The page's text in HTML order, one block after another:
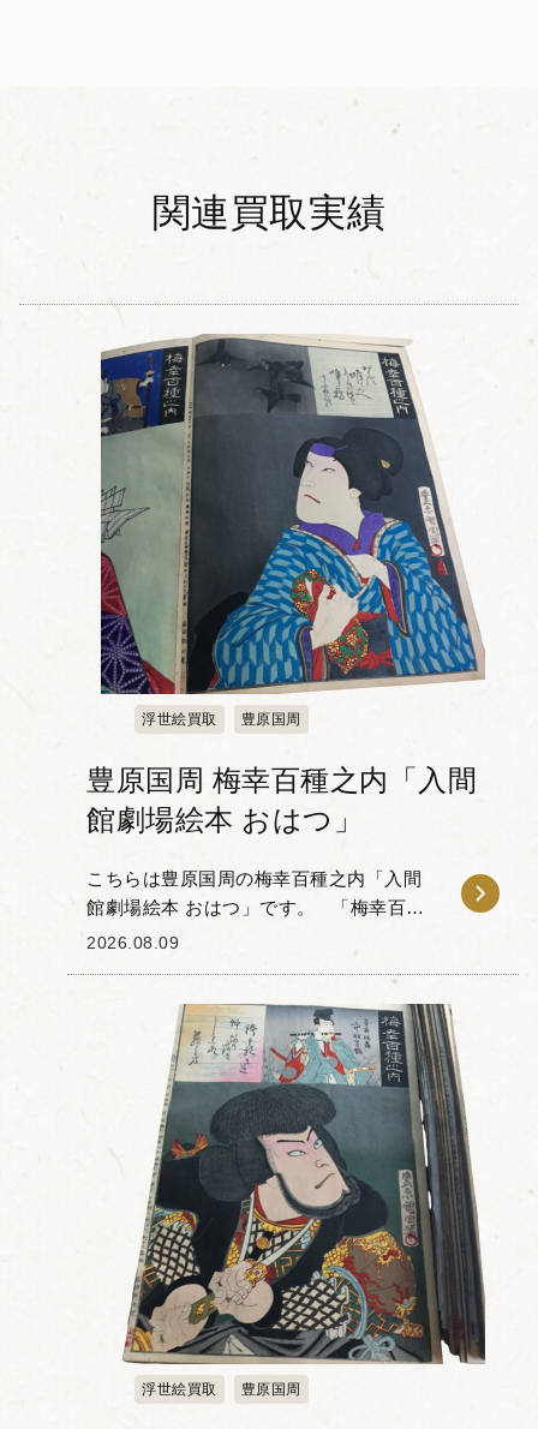
関連買取実績
浮世絵買取 豊原国周
豊原国周 梅幸百種之内「入間
館劇場絵本 おはつ」
こちらは豊原国周の梅幸百種之内「入間
館劇場絵本 おはつ」です。 「梅幸百種
(ばいこうひゃくしゅ)」とは、梅幸という
2026.08.09
浮世絵買取 豊原国周